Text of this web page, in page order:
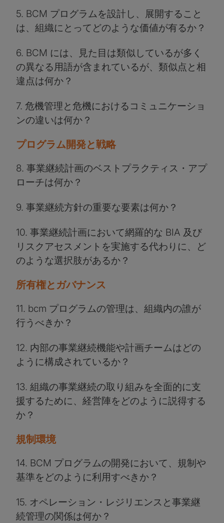
5. BCM プログラムを設計し、展開すること
は、組織にとってどのような価値が有るか？
6. BCM には、見た目は類似しているが多く
の異なる用語が含まれているが、類似点と相
違点は何か？
7. 危機管理と危機におけるコミュニケーショ
ンの違いは何か？
プログラム開発と戦略
8. 事業継続計画のベストプラクティス・アプ
ローチは何か？
9. 事業継続方針の重要な要素は何か？
10. 事業継続計画において網羅的な BIA 及び
リスクアセスメントを実施する代わりに、ど
のような選択肢があるか？
所有権とガバナンス
11. bcm プログラムの管理は、組織内の誰が
行うべきか？
12. 内部の事業継続機能や計画チームはどの
ように構成されているか？
13. 組織の事業継続の取り組みを全面的に支
援するために、経営陣をどのように説得する
か？
規制環境
14. BCM プログラムの開発において、規制や
基準をどのように利用すべきか？
15. オペレーション・レジリエンスと事業継
続管理の関係は何か？